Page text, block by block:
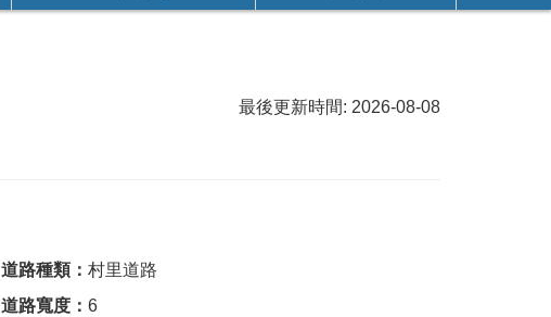
最後更新時間: 2026-08-08
道路種類： 村里道路
道路寬度： 6